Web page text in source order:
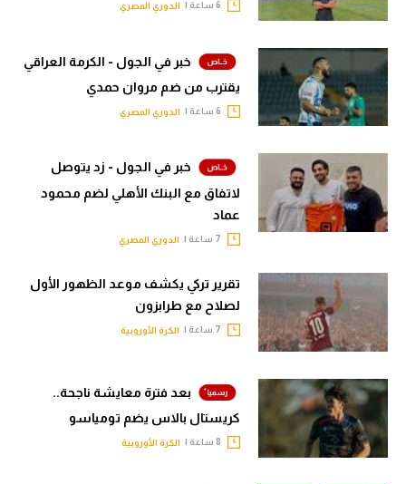
الدوري المصري
خبر في الجول - الكرمة العراقي
يقترب من ضم مروان حمدي
الدوري المصري
خبر في الجول - زد يتوصل
لاتفاق مع البنك الأهلي لضم محمود
عماد
الدوري المصري
تقرير تركي يكشف موعد الظهور الأول
لصلاح مع طرابزون
الكرة الأوروبية
بعد فترة معايشة ناجحة..
كريستال بالاس يضم تومياسو
الكرة الأوروبية